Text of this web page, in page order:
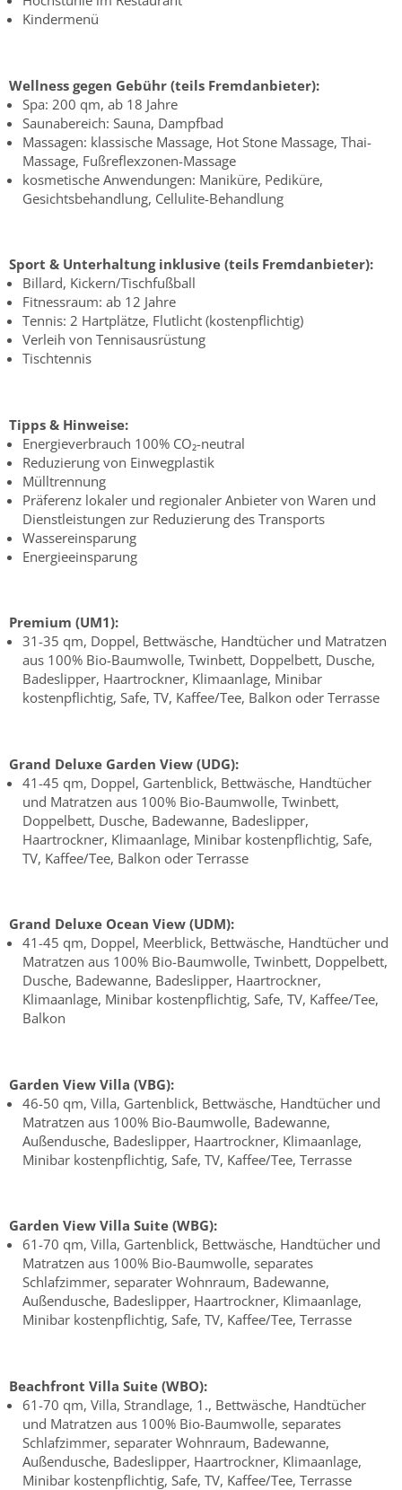
Kindermenü
Wellness gegen Gebühr (teils Fremdanbieter):
Spa: 200 qm, ab 18 Jahre
Saunabereich: Sauna, Dampfbad
Massagen: klassische Massage, Hot Stone Massage, Thai-
Massage, Fußreflexzonen-Massage
kosmetische Anwendungen: Maniküre, Pediküre,
Gesichtsbehandlung, Cellulite-Behandlung
Sport & Unterhaltung inklusive (teils Fremdanbieter):
Billard, Kickern/Tischfußball
Fitnessraum: ab 12 Jahre
Tennis: 2 Hartplätze, Flutlicht (kostenpflichtig)
Verleih von Tennisausrüstung
Tischtennis
Tipps & Hinweise:
Energieverbrauch 100% CO₂-neutral
Reduzierung von Einwegplastik
Mülltrennung
Präferenz lokaler und regionaler Anbieter von Waren und
Dienstleistungen zur Reduzierung des Transports
Wassereinsparung
Energieeinsparung
Premium (UM1):
31-35 qm, Doppel, Bettwäsche, Handtücher und Matratzen
aus 100% Bio-Baumwolle, Twinbett, Doppelbett, Dusche,
Badeslipper, Haartrockner, Klimaanlage, Minibar
kostenpflichtig, Safe, TV, Kaffee/Tee, Balkon oder Terrasse
Grand Deluxe Garden View (UDG):
41-45 qm, Doppel, Gartenblick, Bettwäsche, Handtücher
und Matratzen aus 100% Bio-Baumwolle, Twinbett,
Doppelbett, Dusche, Badewanne, Badeslipper,
Haartrockner, Klimaanlage, Minibar kostenpflichtig, Safe,
TV, Kaffee/Tee, Balkon oder Terrasse
Grand Deluxe Ocean View (UDM):
41-45 qm, Doppel, Meerblick, Bettwäsche, Handtücher und
Matratzen aus 100% Bio-Baumwolle, Twinbett, Doppelbett,
Dusche, Badewanne, Badeslipper, Haartrockner,
Klimaanlage, Minibar kostenpflichtig, Safe, TV, Kaffee/Tee,
Balkon
Garden View Villa (VBG):
46-50 qm, Villa, Gartenblick, Bettwäsche, Handtücher und
Matratzen aus 100% Bio-Baumwolle, Badewanne,
Außendusche, Badeslipper, Haartrockner, Klimaanlage,
Minibar kostenpflichtig, Safe, TV, Kaffee/Tee, Terrasse
Garden View Villa Suite (WBG):
61-70 qm, Villa, Gartenblick, Bettwäsche, Handtücher und
Matratzen aus 100% Bio-Baumwolle, separates
Schlafzimmer, separater Wohnraum, Badewanne,
Außendusche, Badeslipper, Haartrockner, Klimaanlage,
Minibar kostenpflichtig, Safe, TV, Kaffee/Tee, Terrasse
Beachfront Villa Suite (WBO):
61-70 qm, Villa, Strandlage, 1., Bettwäsche, Handtücher
und Matratzen aus 100% Bio-Baumwolle, separates
Schlafzimmer, separater Wohnraum, Badewanne,
Außendusche, Badeslipper, Haartrockner, Klimaanlage,
Minibar kostenpflichtig, Safe, TV, Kaffee/Tee, Terrasse